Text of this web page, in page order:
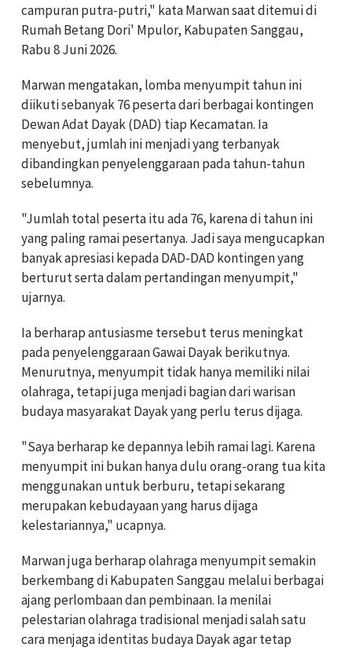
campuran putra-putri," kata Marwan saat ditemui di
Rumah Betang Dori' Mpulor, Kabupaten Sanggau,
Rabu 8 Juni 2026.
Marwan mengatakan, lomba menyumpit tahun ini
diikuti sebanyak 76 peserta dari berbagai kontingen
Dewan Adat Dayak (DAD) tiap Kecamatan. Ia
menyebut, jumlah ini menjadi yang terbanyak
dibandingkan penyelenggaraan pada tahun-tahun
sebelumnya.
"Jumlah total peserta itu ada 76, karena di tahun ini
yang paling ramai pesertanya. Jadi saya mengucapkan
banyak apresiasi kepada DAD-DAD kontingen yang
berturut serta dalam pertandingan menyumpit,"
ujarnya.
Ia berharap antusiasme tersebut terus meningkat
pada penyelenggaraan Gawai Dayak berikutnya.
Menurutnya, menyumpit tidak hanya memiliki nilai
olahraga, tetapi juga menjadi bagian dari warisan
budaya masyarakat Dayak yang perlu terus dijaga.
"Saya berharap ke depannya lebih ramai lagi. Karena
menyumpit ini bukan hanya dulu orang-orang tua kita
menggunakan untuk berburu, tetapi sekarang
merupakan kebudayaan yang harus dijaga
kelestariannya," ucapnya.
Marwan juga berharap olahraga menyumpit semakin
berkembang di Kabupaten Sanggau melalui berbagai
ajang perlombaan dan pembinaan. Ia menilai
pelestarian olahraga tradisional menjadi salah satu
cara menjaga identitas budaya Dayak agar tetap